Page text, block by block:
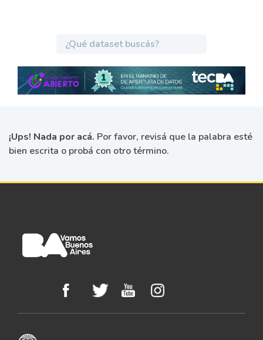
¡Ups! Nada por acá. Por favor, revisá que la palabra esté
bien escrita o probá con otro término.